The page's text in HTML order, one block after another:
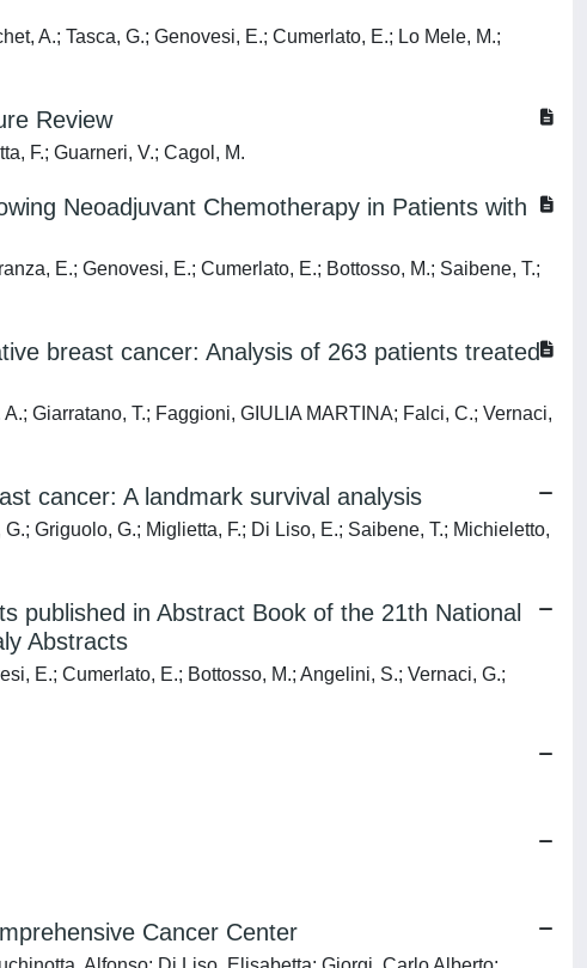
A.; Tasca, G.; Genovesi, E.; Cumerlato, E.; Lo Mele, M.;
Review
F.; Guarneri, V.; Cagol, M.
Neoadjuvant Chemotherapy in Patients with
E.; Genovesi, E.; Cumerlato, E.; Bottosso, M.; Saibene, T.;
breast cancer: Analysis of 263 patients treated
Giarratano, T.; Faggioni, GIULIA MARTINA; Falci, C.; Vernaci,
cancer: A landmark survival analysis
Griguolo, G.; Miglietta, F.; Di Liso, E.; Saibene, T.; Michieletto,
published in Abstract Book of the 21th National
Abstracts
E.; Cumerlato, E.; Bottosso, M.; Angelini, S.; Vernaci, G.;
Cancer Center